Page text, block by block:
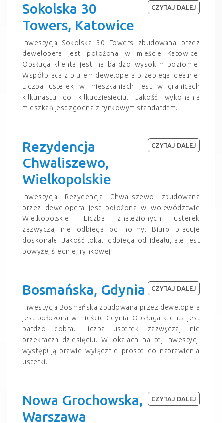
Sokolska 30
Towers, Katowice
Inwestycja Sokolska 30 Towers zbudowana przez
dewelopera jest położona w mieście Katowice.
Obsługa klienta jest na bardzo wysokim poziomie.
Współpraca z biurem dewelopera przebiega idealnie.
Liczba usterek w mieszkaniach jest w granicach
kilkunastu do kilkudziesieciu. Jakość wykonania
mieszkań jest zgodna z rynkowym standardem.
CZYTAJ DALEJ
Rezydencja
Chwaliszewo,
Wielkopolskie
Inwestycja Rezydencja Chwaliszewo zbudowana
przez dewelopera jest położona w województwie
Wielkopolskie. Liczba znalezionych usterek
zazwyczaj nie odbiega od normy. Biuro pracuje
doskonale. Jakość lokali odbiega od ideału, ale jest
powyżej średniej rynkowej.
CZYTAJ DALEJ
Bosmańska, Gdynia
Inwestycja Bosmańska zbudowana przez dewelopera
jest położona w mieście Gdynia. Obsługa klienta jest
bardzo dobra. Liczba usterek zazwyczaj nie
przekracza dziesięciu. W lokalach na tej inwestycji
występują prawie wyłącznie proste do naprawienia
usterki.
CZYTAJ DALEJ
Nowa Grochowska,
Warszawa
CZYTAJ DALEJ